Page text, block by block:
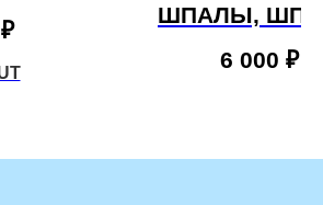
₽
ШПАЛЫ,
6 000 ₽